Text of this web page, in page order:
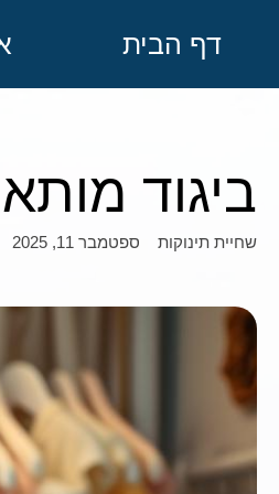
דף הבית
ביגוד
שחיית תינוקות ספטמבר 11, 2025